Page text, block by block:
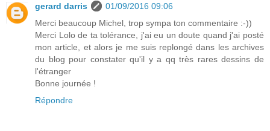
gerard darris
01/09/2016 09:06
Merci beaucoup Michel, trop sympa ton commentaire :-))
Merci Lolo de ta tolérance, j'ai eu un doute quand j'ai posté
mon article, et alors je me suis replongé dans les archives
du blog pour constater qu'il y a qq très rares dessins de
l'étranger
Bonne journée !
Répondre